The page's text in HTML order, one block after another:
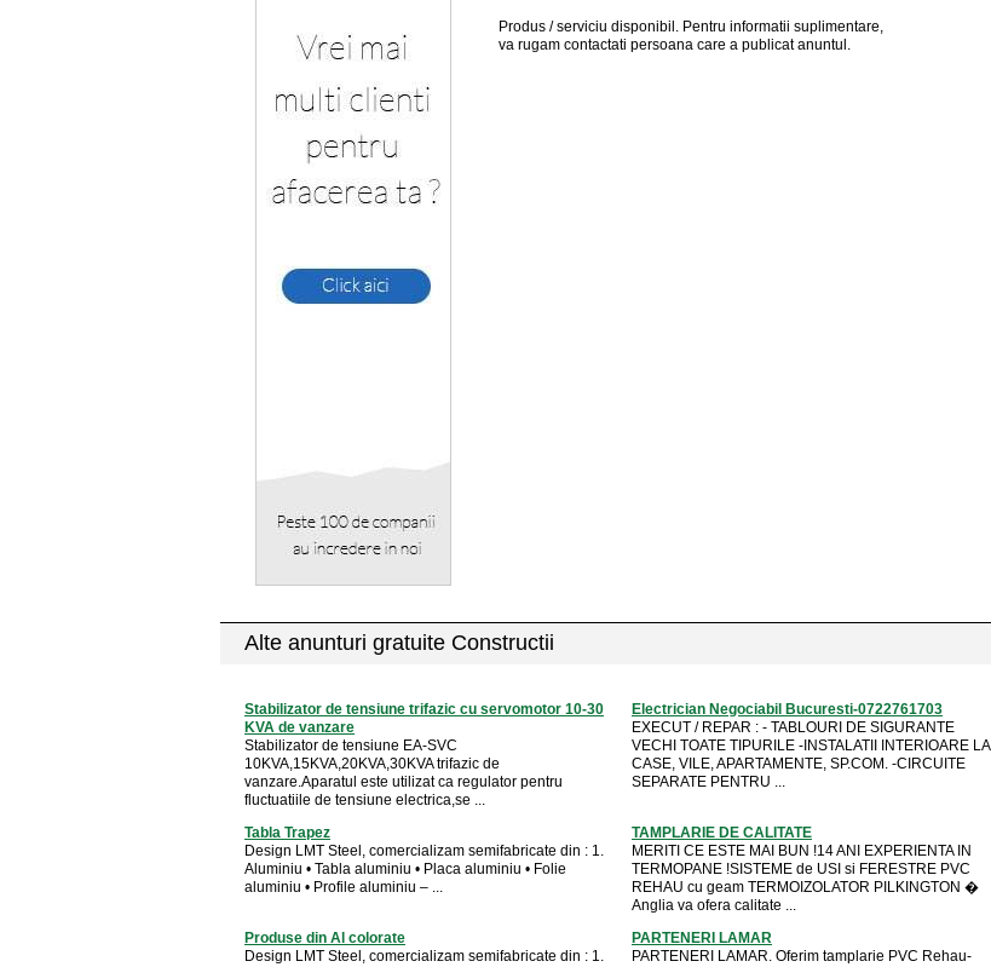
Produs / serviciu disponibil . Pentru informatii suplimentare,
va rugam contactati persoana care a publicat anuntul.
Alte anunturi gratuite Constructii
Stabilizator de tensiune trifazic cu servomotor 10-30
KVA de vanzare
Stabilizator de tensiune EA-SVC
10KVA,15KVA,20KVA,30KVA trifazic de
vanzare.Aparatul este utilizat ca regulator pentru
fluctuatiile de tensiune electrica,se ...
Electrician Negociabil Bucuresti-0722761703
EXECUT / REPAR : - TABLOURI DE SIGURANTE
VECHI TOATE TIPURILE -INSTALATII INTERIOARE LA
CASE, VILE, APARTAMENTE, SP.COM. -CIRCUITE
SEPARATE PENTRU ...
Tabla Trapez
Design LMT Steel, comercializam semifabricate din : 1.
Aluminiu • Tabla aluminiu • Placa aluminiu • Folie
aluminiu • Profile aluminiu – ...
TAMPLARIE DE CALITATE
MERITI CE ESTE MAI BUN !14 ANI EXPERIENTA IN
TERMOPANE !SISTEME de USI si FERESTRE PVC
REHAU cu geam TERMOIZOLATOR PILKINGTON �
Anglia va ofera calitate ...
Produse din Al colorate
Design LMT Steel, comercializam semifabricate din : 1.
PARTENERI LAMAR
PARTENERI LAMAR. Oferim tamplarie PVC Rehau-